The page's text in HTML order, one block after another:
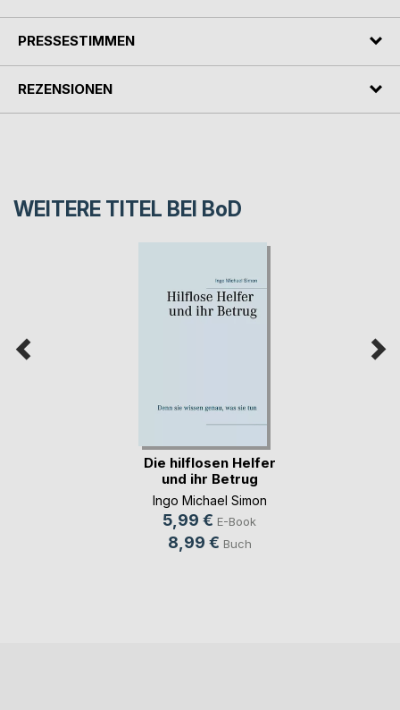
PRESSESTIMMEN
REZENSIONEN
WEITERE TITEL BEI BoD
Die hilflosen Helfer
und ihr Betrug
Ingo Michael Simon
5,99 € E-Book
8,99 € Buch